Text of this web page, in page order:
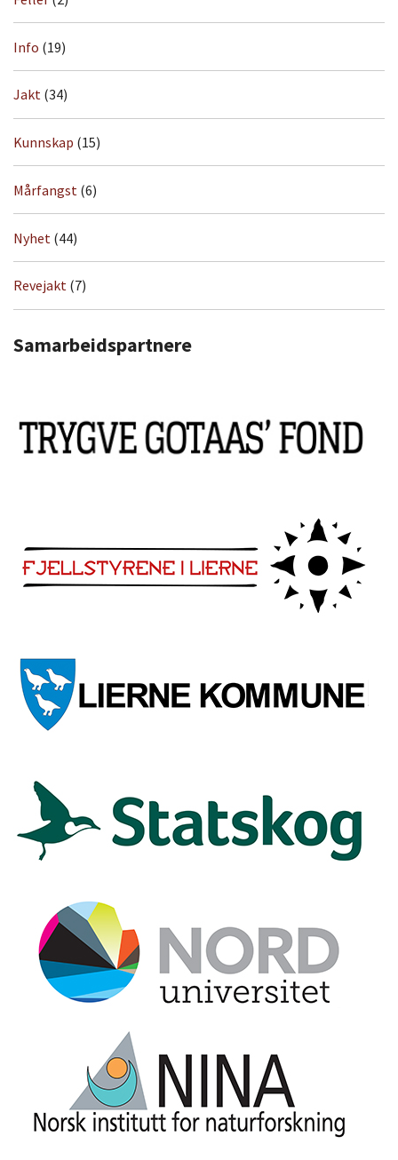
Info (19)
Jakt (34)
Kunnskap (15)
Mårfangst (6)
Nyhet (44)
Revejakt (7)
Samarbeidspartnere